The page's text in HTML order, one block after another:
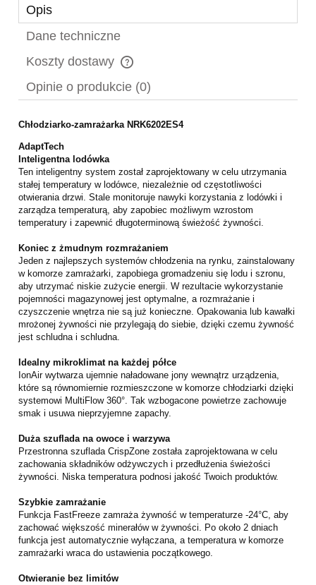
Opis
Dane techniczne
Koszty dostawy
Cena nie zawiera ewentualnych kosztów płatności
Opinie o produkcie (0)
Chłodziarko-zamrażarka NRK6202ES4
AdaptTech
Inteligentna lodówka
Ten inteligentny system został zaprojektowany w celu utrzymania
stałej temperatury w lodówce, niezależnie od częstotliwości
otwierania drzwi. Stale monitoruje nawyki korzystania z lodówki i
zarządza temperaturą, aby zapobiec możliwym wzrostom
temperatury i zapewnić długoterminową świeżość żywności.
Koniec z żmudnym rozmrażaniem
Jeden z najlepszych systemów chłodzenia na rynku, zainstalowany
w komorze zamrażarki, zapobiega gromadzeniu się lodu i szronu,
aby utrzymać niskie zużycie energii. W rezultacie wykorzystanie
pojemności magazynowej jest optymalne, a rozmrażanie i
czyszczenie wnętrza nie są już konieczne. Opakowania lub kawałki
mrożonej żywności nie przylegają do siebie, dzięki czemu żywność
jest schludna i schludna.
Idealny mikroklimat na każdej półce
IonAir wytwarza ujemnie naładowane jony wewnątrz urządzenia,
które są równomiernie rozmieszczone w komorze chłodziarki dzięki
systemowi MultiFlow 360°. Tak wzbogacone powietrze zachowuje
smak i usuwa nieprzyjemne zapachy.
Duża szuflada na owoce i warzywa
Przestronna szuflada CrispZone została zaprojektowana w celu
zachowania składników odżywczych i przedłużenia świeżości
żywności. Niska temperatura podnosi jakość Twoich produktów.
Szybkie zamrażanie
Funkcja FastFreeze zamraża żywność w temperaturze -24°C, aby
zachować większość minerałów w żywności. Po około 2 dniach
funkcja jest automatycznie wyłączana, a temperatura w komorze
zamrażarki wraca do ustawienia początkowego.
Otwieranie bez limitów